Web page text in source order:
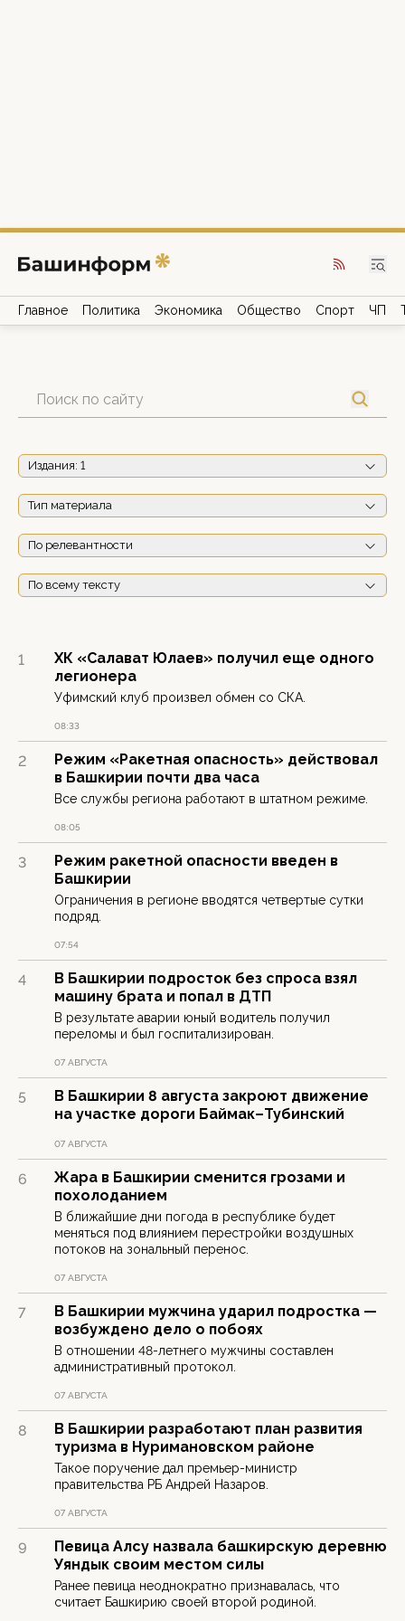
Главное Политика Экономика Общество Спорт ЧП
Издания: 1
Тип материала
По релевантности
По всему тексту
1
ХК «Салават Юлаев» получил еще одного
легионера
Уфимский клуб произвел обмен со СКА.
08:33
2
Режим «Ракетная опасность» действовал
в Башкирии почти два часа
Все службы региона работают в штатном режиме.
08:05
3
Режим ракетной опасности введен в
Башкирии
Ограничения в регионе вводятся четвертые сутки
подряд.
07:54
4
В Башкирии подросток без спроса взял
машину брата и попал в ДТП
В результате аварии юный водитель получил
переломы и был госпитализирован.
07 АВГУСТА
5
В Башкирии 8 августа закроют движение
на участке дороги Баймак–Тубинский
07 АВГУСТА
6
Жара в Башкирии сменится грозами и
похолоданием
В ближайшие дни погода в республике будет
меняться под влиянием перестройки воздушных
потоков на зональный перенос.
07 АВГУСТА
7
В Башкирии мужчина ударил подростка —
возбуждено дело о побоях
В отношении 48-летнего мужчины составлен
административный протокол.
07 АВГУСТА
8
В Башкирии разработают план развития
туризма в Нуримановском районе
Такое поручение дал премьер-министр
правительства РБ Андрей Назаров.
07 АВГУСТА
9
Певица Алсу назвала башкирскую деревню
Уяндык своим местом силы
Ранее певица неоднократно признавалась, что
считает Башкирию своей второй родиной.